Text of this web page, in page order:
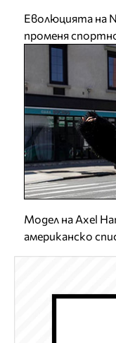
Еволюцията на
променя
Модел на Axel
американско